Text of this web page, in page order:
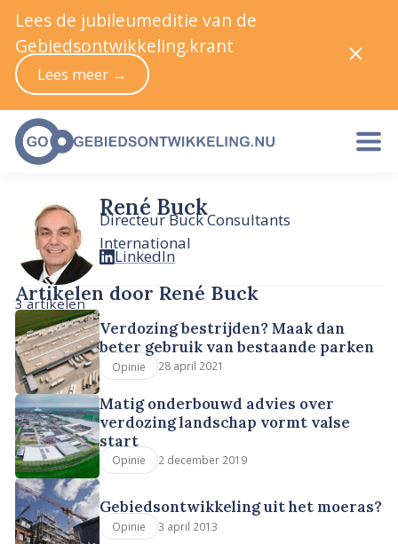
René Buck
Directeur Buck Consultants
International
LinkedIn
Artikelen door René Buck
3 artikelen
Verdozing bestrijden? Maak dan
beter gebruik van bestaande parken
Opinie 28 april 2021
Matig onderbouwd advies over
verdozing landschap vormt valse
start
Opinie 2 december 2019
Gebiedsontwikkeling uit het moeras?
Opinie 3 april 2013
Lees de jubileumeditie van de
Gebiedsontwikkeling.krant
Lees meer →